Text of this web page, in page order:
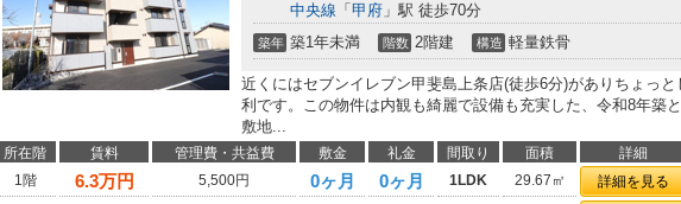
中央線 「 甲府 」駅 徒歩70分
築年 築1年未満 階数 2階建 構造 軽量鉄骨
近くにはセブンイレブン甲斐島上条店(徒歩6分)がありちょっと
利です。この物件は内観も綺麗で設備も充実した、令和8年築と
敷地...
所在階 賃料 管理費・共益費 敷金 礼金 間取り 面積 詳細
1階
6.3万円 5,500円 0ヶ月 0ヶ月 1LDK 29.67㎡ 詳細を見る